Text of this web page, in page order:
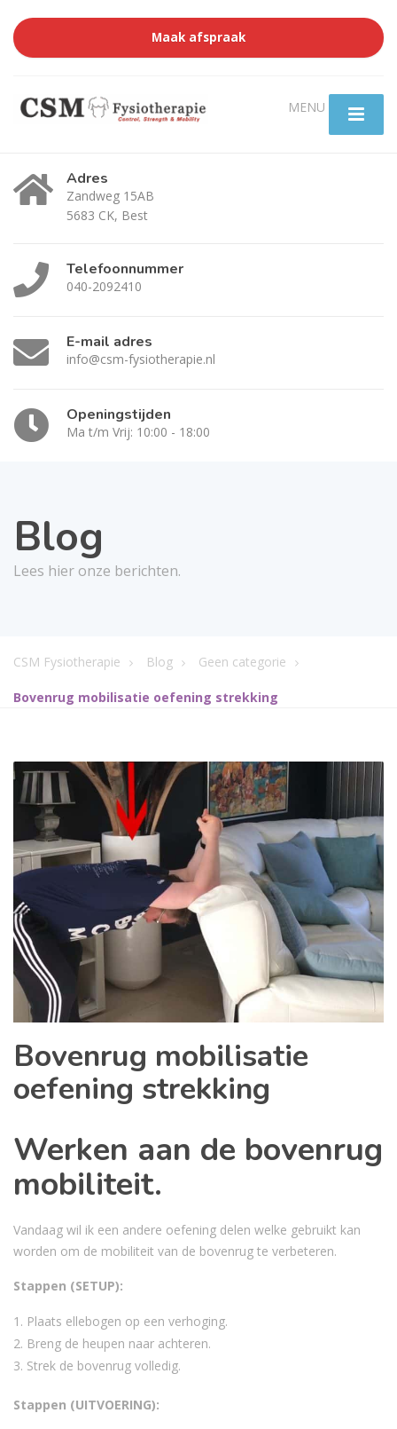
Maak afspraak
Adres
Zandweg 15AB
5683 CK, Best
Telefoonnummer
040-2092410
E-mail adres
info@csm-fysiotherapie.nl
Openingstijden
Ma t/m Vrij: 10:00 - 18:00
Blog
Lees hier onze berichten.
CSM Fysiotherapie Blog Geen categorie
Bovenrug mobilisatie oefening strekking
Bovenrug mobilisatie
oefening strekking
Werken aan de bovenrug
mobiliteit.
Vandaag wil ik een andere oefening delen welke gebruikt kan
worden om de mobiliteit van de bovenrug te verbeteren.
Stappen (SETUP):
Plaats ellebogen op een verhoging.
Breng de heupen naar achteren.
Strek de bovenrug volledig.
Stappen (UITVOERING):